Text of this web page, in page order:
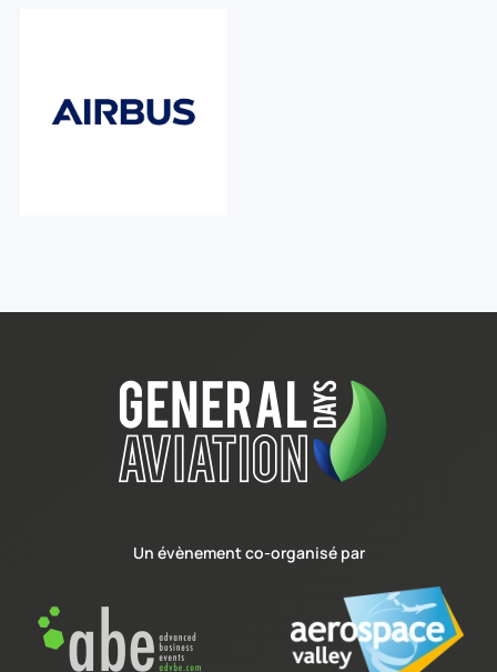
Un évènement co-organisé par